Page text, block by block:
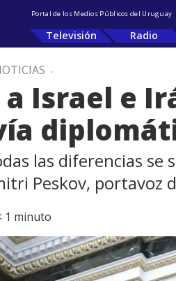
Portal de los Medios Públicos del Uruguay
Televisión Radio
.
a Israel e
las diferencias
Peskov, portavoz
1 minuto